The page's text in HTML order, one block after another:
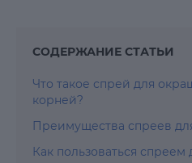
СОДЕРЖАНИЕ СТАТЬИ
Что такое спрей для
корней?
Преимущества спреев
Как пользоваться спреем